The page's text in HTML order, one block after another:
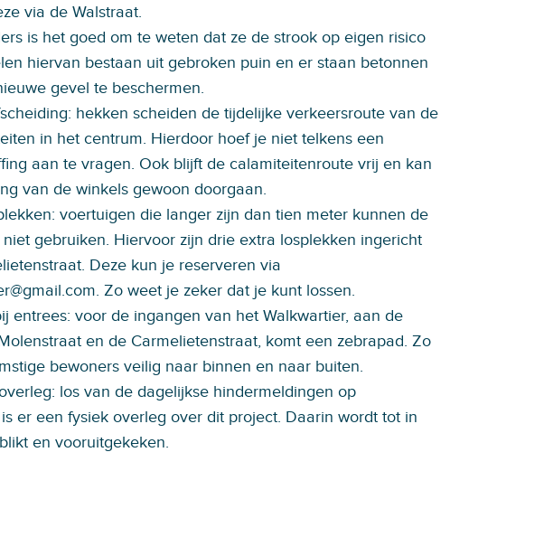
via de Walstraat.
is het goed om te weten dat ze de strook op eigen risico
hiervan bestaan uit gebroken puin en er staan betonnen
gevel te beschermen.
hekken scheiden de tijdelijke verkeersroute van de
in het centrum. Hierdoor hoef je niet telkens een
aan te vragen. Ook blijft de calamiteitenroute vrij en kan
van de winkels gewoon doorgaan.
voertuigen die langer zijn dan tien meter kunnen de
gebruiken. Hiervoor zijn drie extra losplekken ingericht
Deze kun je reserveren via
Zo weet je zeker dat je kunt lossen.
entrees: voor de ingangen van het Walkwartier, aan de
en de Carmelietenstraat, komt een zebrapad. Zo
bewoners veilig naar binnen en naar buiten.
los van de dagelijkse hindermeldingen op
er een fysiek overleg over dit project. Daarin wordt tot in
en vooruitgekeken.